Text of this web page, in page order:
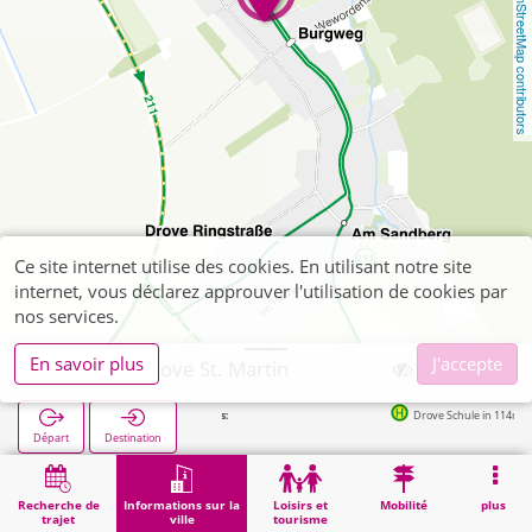
OpenStreetMap contributors
Recherche de
trajet
Informations sur la
ville
Loisirs et
tourisme
Mobilité plus
Kreuzau, Drove St. Martin
Départ Destination
Arrêts suivants: Drove Schule in 114m
Démarrage Informations sur la ville Kreuzau, Drove St. Martin
Ce site internet utilise des cookies. En utilisant notre site
internet, vous déclarez approuver l'utilisation de cookies par
nos services.
En savoir plus
J'accepte